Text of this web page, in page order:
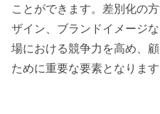
ことができます。差別化の
ザイン、ブランドイメージ
場における競争力を高め、
ために重要な要素となります